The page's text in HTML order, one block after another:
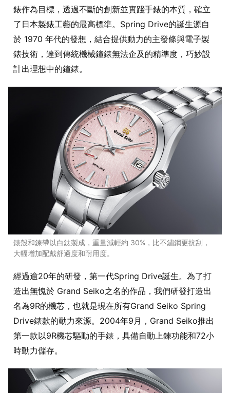
錶作為目標，透過不斷的創新並實踐手錶的本質，確立
了日本製錶工藝的最高標準。Spring Drive的誕生源自
於 1970 年代的發想，結合提供動力的主發條與電子製
錶技術，達到傳統機械鐘錶無法企及的精準度，巧妙設
計出理想中的鐘錶。
錶殼和鍊帶以白鈦製成，重量減輕約 30%，比不鏽鋼更抗刮，
大幅增加配戴舒適度和耐用度。
經過逾20年的研發，第一代Spring Drive誕生。為了打
造出無愧於 Grand Seiko之名的作品，我們研發打造出
名為9R的機芯，也就是現在所有Grand Seiko Spring
Drive錶款的動力來源。2004年9月，Grand Seiko推出
第一款以9R機芯驅動的手錶，具備自動上鍊功能和72小
時動力儲存。